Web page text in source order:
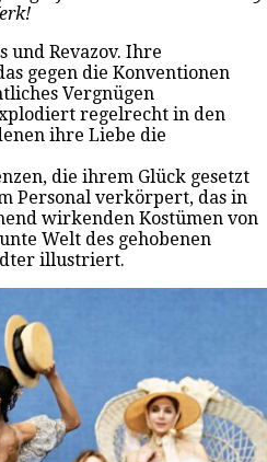
und Revazov. Ihre
gegen die Konventionen
Vergnügen
regelrecht in den
ihre Liebe die
die ihrem Glück gesetzt
Personal verkörpert, das in
wirkenden Kostümen von
Welt des gehobenen
illustriert.